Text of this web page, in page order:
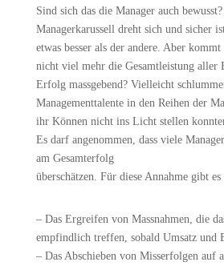
Sind sich das die Manager auch
Managerkarussell dreht sich und sicher
etwas besser als der andere. Aber
nicht viel mehr die Gesamtleistung aller
Erfolg massgebend? Vielleicht
Managementtalente in den Reihen der
ihr Können nicht ins Licht stellen
Es darf angenommen, dass viele
am Gesamterfolg
überschätzen. Für diese Annahme gibt
– Das Ergreifen von Massnahmen, die
empfindlich treffen, sobald Umsatz und
– Das Abschieben von Misserfolgen auf